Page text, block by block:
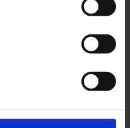
vermut. Behandlungsfehler